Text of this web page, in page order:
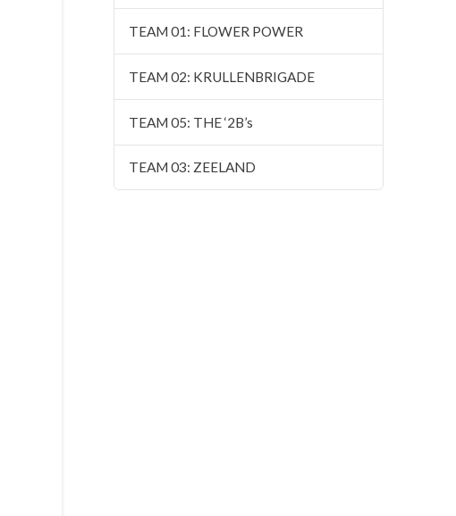
TEAM 01: FLOWER POWER
TEAM 02: KRULLENBRIGADE
TEAM 05: THE ‘2B’s
TEAM 03: ZEELAND